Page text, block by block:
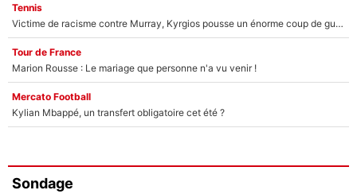
Tennis
Victime de racisme contre Murray, Kyrgios pousse un énorme coup de gueule !
Tour de France
Marion Rousse : Le mariage que personne n'a vu venir !
Mercato Football
Kylian Mbappé, un transfert obligatoire cet été ?
Sondage